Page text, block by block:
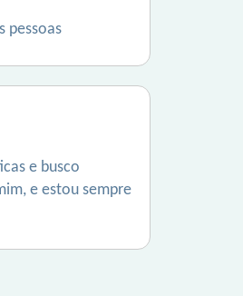
pessoas
e busco
e estou sempre